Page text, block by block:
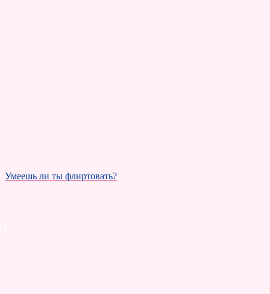
Умеешь ли ты флиртовать?